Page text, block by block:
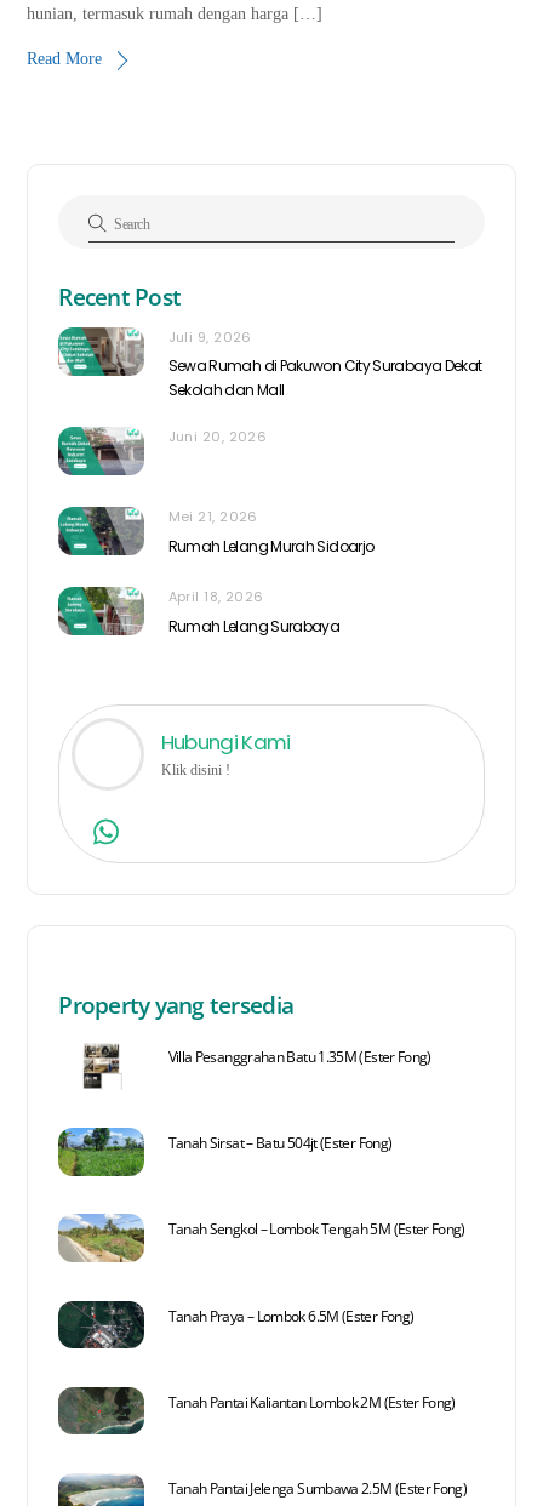
hunian, termasuk rumah dengan harga […]
Read More
Recent Post
Juli 9, 2026
Sewa Rumah di Pakuwon City Surabaya Dekat
Sekolah dan Mall
Juni 20, 2026
Mei 21, 2026
Rumah Lelang Murah Sidoarjo
April 18, 2026
Rumah Lelang Surabaya
Hubungi Kami
Klik disini !
Property yang tersedia
Villa Pesanggrahan Batu 1.35M (Ester Fong)
Tanah Sirsat – Batu 504jt (Ester Fong)
Tanah Sengkol – Lombok Tengah 5M (Ester Fong)
Tanah Praya – Lombok 6.5M (Ester Fong)
Tanah Pantai Kaliantan Lombok 2M (Ester Fong)
Tanah Pantai Jelenga Sumbawa 2.5M (Ester Fong)